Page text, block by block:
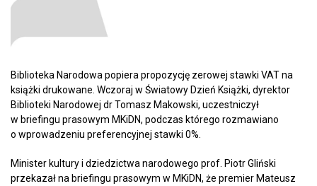
Biblioteka Narodowa popiera propozycję zerowej stawki VAT na
książki drukowane. Wczoraj w Światowy Dzień Książki, dyrektor
Biblioteki Narodowej dr Tomasz Makowski, uczestniczył
w briefingu prasowym MKiDN, podczas którego rozmawiano
o wprowadzeniu preferencyjnej stawki 0%.
Minister kultury i dziedzictwa narodowego prof. Piotr Gliński
przekazał na briefingu prasowym w MKiDN, że premier Mateusz